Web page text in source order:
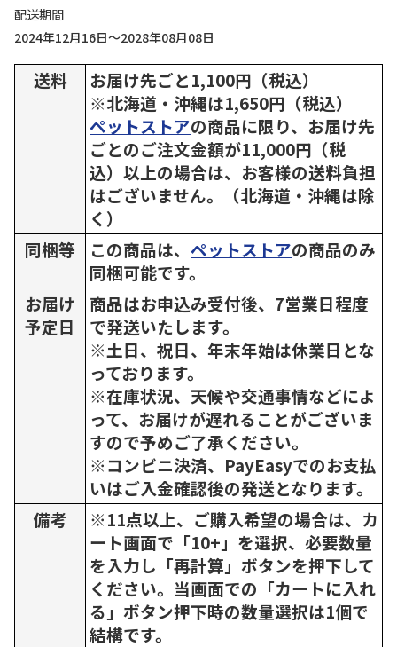
配送期間
2024年12月16日～2028年08月08日
送料
お届け先ごと1,100円（税込）
※北海道・沖縄は1,650円（税込）
ペットストアの商品に限り、お届け先
ごとのご注文金額が11,000円（税
込）以上の場合は、お客様の送料負担
はございません。（北海道・沖縄は除
く）
同梱等
この商品は、 ペットストアの商品のみ
同梱可能です。
お届け
予定日
商品はお申込み受付後、7営業日程度
で発送いたします。
※土日、祝日、年末年始は休業日とな
っております。
※在庫状況、天候や交通事情などによ
って、お届けが遅れることがございま
すので予めご了承ください。
※コンビニ決済、PayEasyでのお支払
いはご入金確認後の発送となります。
備考
※11点以上、ご購入希望の場合は、カ
ート画面で「10+」を選択、必要数量
を入力し「再計算」ボタンを押下して
ください。当画面での「カートに入れ
る」ボタン押下時の数量選択は1個で
結構です。